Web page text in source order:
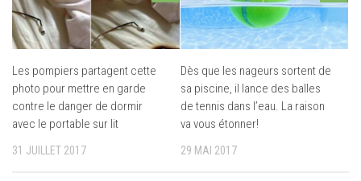
Les pompiers partagent cette
photo pour mettre en garde
contre le danger de dormir
avec le portable sur lit
31 JUILLET 2017
Dès que les nageurs sortent de
sa piscine, il lance des balles
de tennis dans l’eau. La raison
va vous étonner!
29 MAI 2017